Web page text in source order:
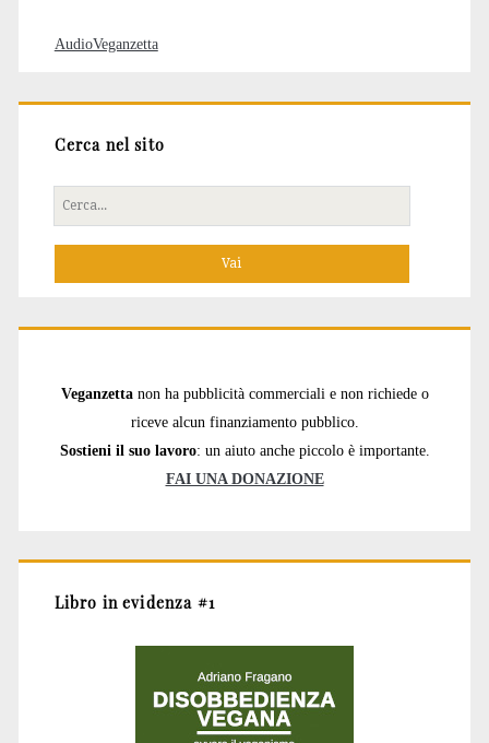
AudioVeganzetta
Cerca nel sito
Cerca
per:
Veganzetta non ha pubblicità commerciali e non richiede o
riceve alcun finanziamento pubblico.
Sostieni il suo lavoro: un aiuto anche piccolo è importante.
FAI UNA DONAZIONE
Libro in evidenza #1